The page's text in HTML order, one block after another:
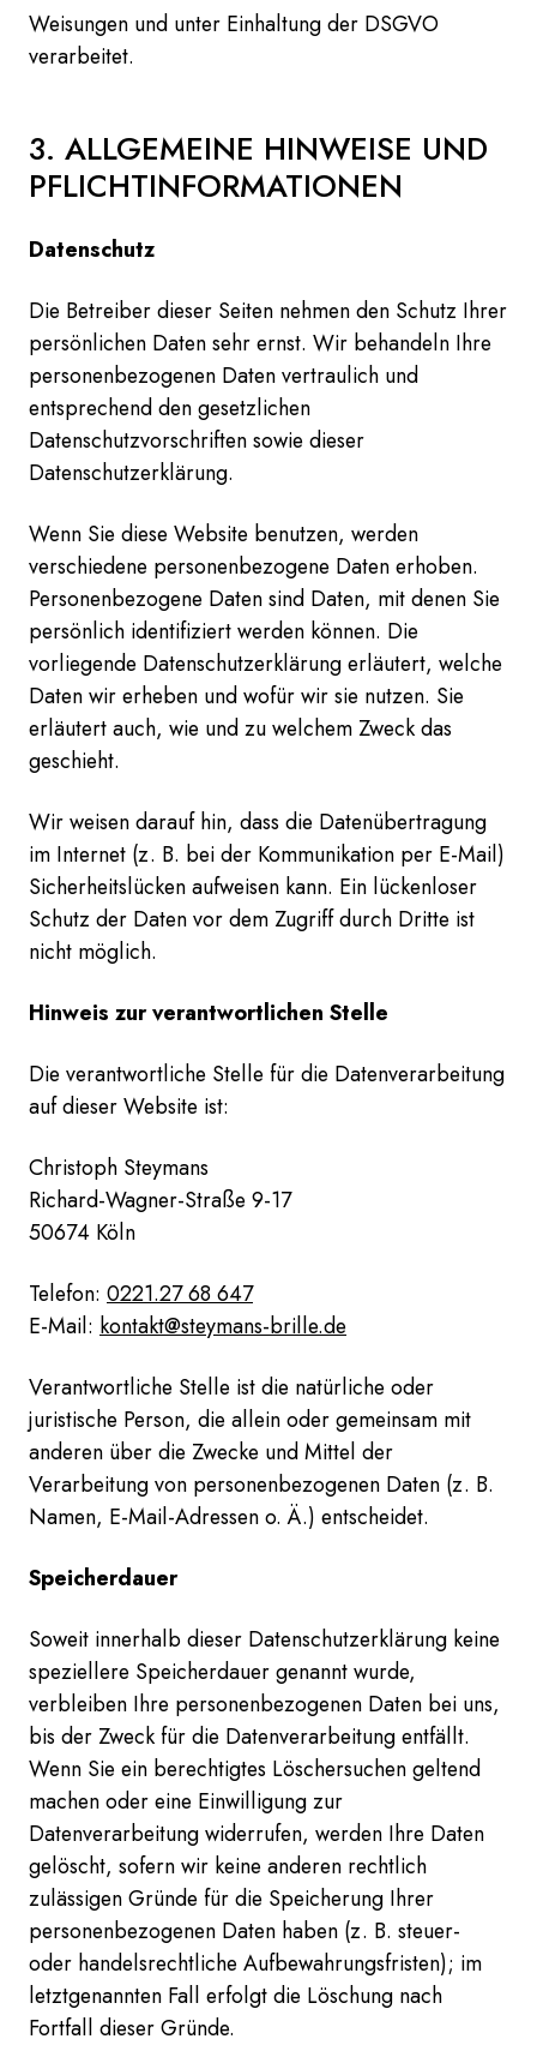
Weisungen und unter Einhaltung der DSGVO
verarbeitet.
3. ALLGEMEINE HINWEISE UND
PFLICHT­INFORMATIONEN
Datenschutz
Die Betreiber dieser Seiten nehmen den Schutz Ihrer
persönlichen Daten sehr ernst. Wir behandeln Ihre
personenbezogenen Daten vertraulich und
entsprechend den gesetzlichen
Datenschutzvorschriften sowie dieser
Datenschutzerklärung.
Wenn Sie diese Website benutzen, werden
verschiedene personenbezogene Daten erhoben.
Personenbezogene Daten sind Daten, mit denen Sie
persönlich identifiziert werden können. Die
vorliegende Datenschutzerklärung erläutert, welche
Daten wir erheben und wofür wir sie nutzen. Sie
erläutert auch, wie und zu welchem Zweck das
geschieht.
Wir weisen darauf hin, dass die Datenübertragung
im Internet (z. B. bei der Kommunikation per E-Mail)
Sicherheitslücken aufweisen kann. Ein lückenloser
Schutz der Daten vor dem Zugriff durch Dritte ist
nicht möglich.
Hinweis zur verantwortlichen Stelle
Die verantwortliche Stelle für die Datenverarbeitung
auf dieser Website ist:
Christoph Steymans
Richard-Wagner-Straße 9-17
50674 Köln
Telefon: 0221.27 68 647
E-Mail: kontakt@steymans-brille.de
Verantwortliche Stelle ist die natürliche oder
juristische Person, die allein oder gemeinsam mit
anderen über die Zwecke und Mittel der
Verarbeitung von personenbezogenen Daten (z. B.
Namen, E-Mail-Adressen o. Ä.) entscheidet.
Speicherdauer
Soweit innerhalb dieser Datenschutzerklärung keine
speziellere Speicherdauer genannt wurde,
verbleiben Ihre personenbezogenen Daten bei uns,
bis der Zweck für die Datenverarbeitung entfällt.
Wenn Sie ein berechtigtes Löschersuchen geltend
machen oder eine Einwilligung zur
Datenverarbeitung widerrufen, werden Ihre Daten
gelöscht, sofern wir keine anderen rechtlich
zulässigen Gründe für die Speicherung Ihrer
personenbezogenen Daten haben (z. B. steuer-
oder handelsrechtliche Aufbewahrungsfristen); im
letztgenannten Fall erfolgt die Löschung nach
Fortfall dieser Gründe.